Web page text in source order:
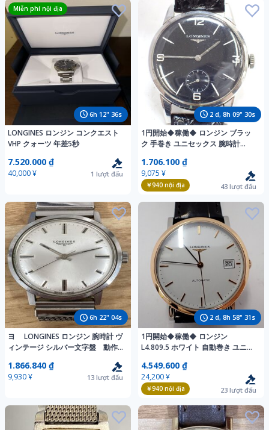
6h 12" 34s
Miễn phí nội địa
LONGINES ロンジン コンクエスト
VHP クォーツ 年差5秒
7.520.000 ₫
40,000 ¥ 1 lượt đấu
2 d, 8h 09" 28s
1円開始◆稼働◆ ロンジン ブラッ
ク 手巻き ユニセックス 腕時計
1.706.100 ₫
9,075 ¥
￥940nội địa 43 lượt đấu
6h 22" 02s
ヨ LONGINES ロンジン 腕時計 ヴ
ィンテージ シルバー文字盤 動作
1.866.840 ₫
9,930 ¥ 13 lượt đấu
2 d, 8h 58" 29 s
1円開始◆稼働◆ ロンジン
L4.809.5 ホワイト 自動巻き ユニセ
4.549.600 ₫
24,200 ¥
￥940nội địa 23 lượt đấu